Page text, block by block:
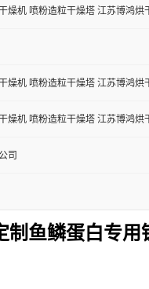
燥机 喷粉造粒干燥塔 江苏博鸿烘
燥机 喷粉造粒干燥塔 江苏博鸿烘
燥机 喷粉造粒干燥塔 江苏博鸿烘
司
制鱼鳞蛋白专